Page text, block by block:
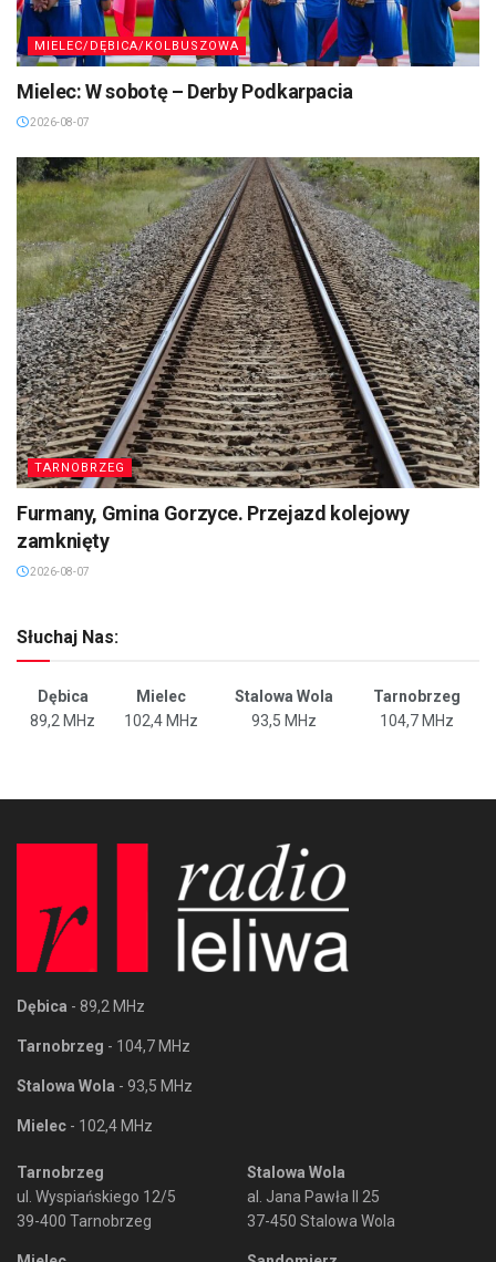
MIELEC/DĘBICA/KOLBUSZOWA
Mielec: W sobotę – Derby Podkarpacia
2026-08-07
TARNOBRZEG
Furmany, Gmina Gorzyce. Przejazd kolejowy
zamknięty
2026-08-07
Słuchaj Nas:
Dębica Mielec Stalowa Wola
Tarnobrzeg
89,2 MHz
102,4 MHz 93,5 MHz 104,7 MHz
Dębica - 89,2 MHz
Tarnobrzeg - 104,7 MHz
Stalowa Wola - 93,5 MHz
Mielec - 102,4 MHz
Tarnobrzeg
ul. Wyspiańskiego 12/5
39-400 Tarnobrzeg
Stalowa Wola
al. Jana Pawła II 25
37-450 Stalowa Wola